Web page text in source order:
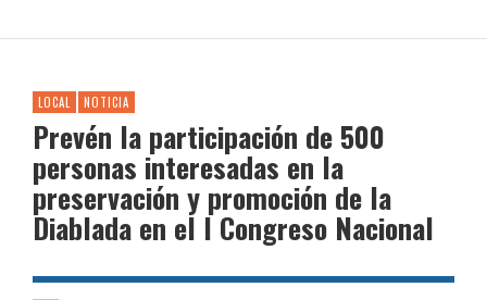
LOCAL NOTICIA
Prevén la participación de 500
personas interesadas en la
preservación y promoción de la
Diablada en el I Congreso Nacional